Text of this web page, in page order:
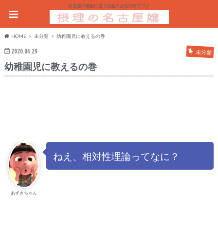
名古屋の教会に通う社会人女性共同ブログ
HOME 未分類 幼稚園児に教えるの巻
2020.04.29 未分類
幼稚園児に教えるの巻
あずきちゃん
ねえ、相対性理論ってなに？